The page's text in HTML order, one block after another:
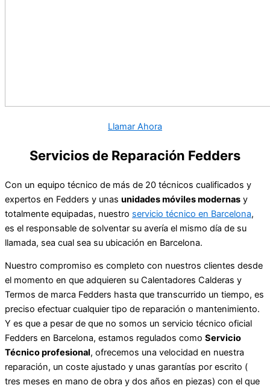
Llamar Ahora
Servicios de Reparación Fedders
Con un equipo técnico de más de 20 técnicos cualificados y
expertos en Fedders y unas unidades móviles modernas y
totalmente equipadas, nuestro servicio técnico en Barcelona,
es el responsable de solventar su avería el mismo día de su
llamada, sea cual sea su ubicación en Barcelona.
Nuestro compromiso es completo con nuestros clientes desde
el momento en que adquieren su Calentadores Calderas y
Termos de marca Fedders hasta que transcurrido un tiempo, es
preciso efectuar cualquier tipo de reparación o mantenimiento.
Y es que a pesar de que no somos un servicio técnico oficial
Fedders en Barcelona, estamos regulados como Servicio
Técnico profesional, ofrecemos una velocidad en nuestra
reparación, un coste ajustado y unas garantías por escrito (
tres meses en mano de obra y dos años en piezas) con el que